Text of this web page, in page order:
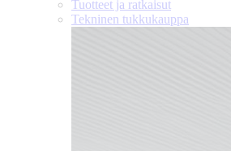
Tuotteet ja ratkaisut
Tekninen tukkukauppa